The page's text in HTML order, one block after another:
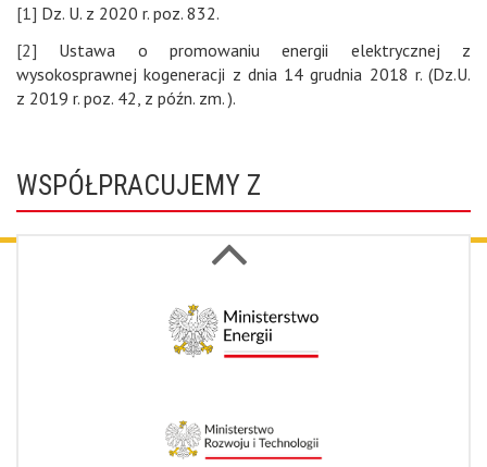
[1] Dz. U. z 2020 r. poz. 832.
[2] Ustawa o promowaniu energii elektrycznej z
wysokosprawnej kogeneracji z dnia 14 grudnia 2018 r. (Dz.U.
z 2019 r. poz. 42, z późn. zm. ).
WSPÓŁPRACUJEMY Z